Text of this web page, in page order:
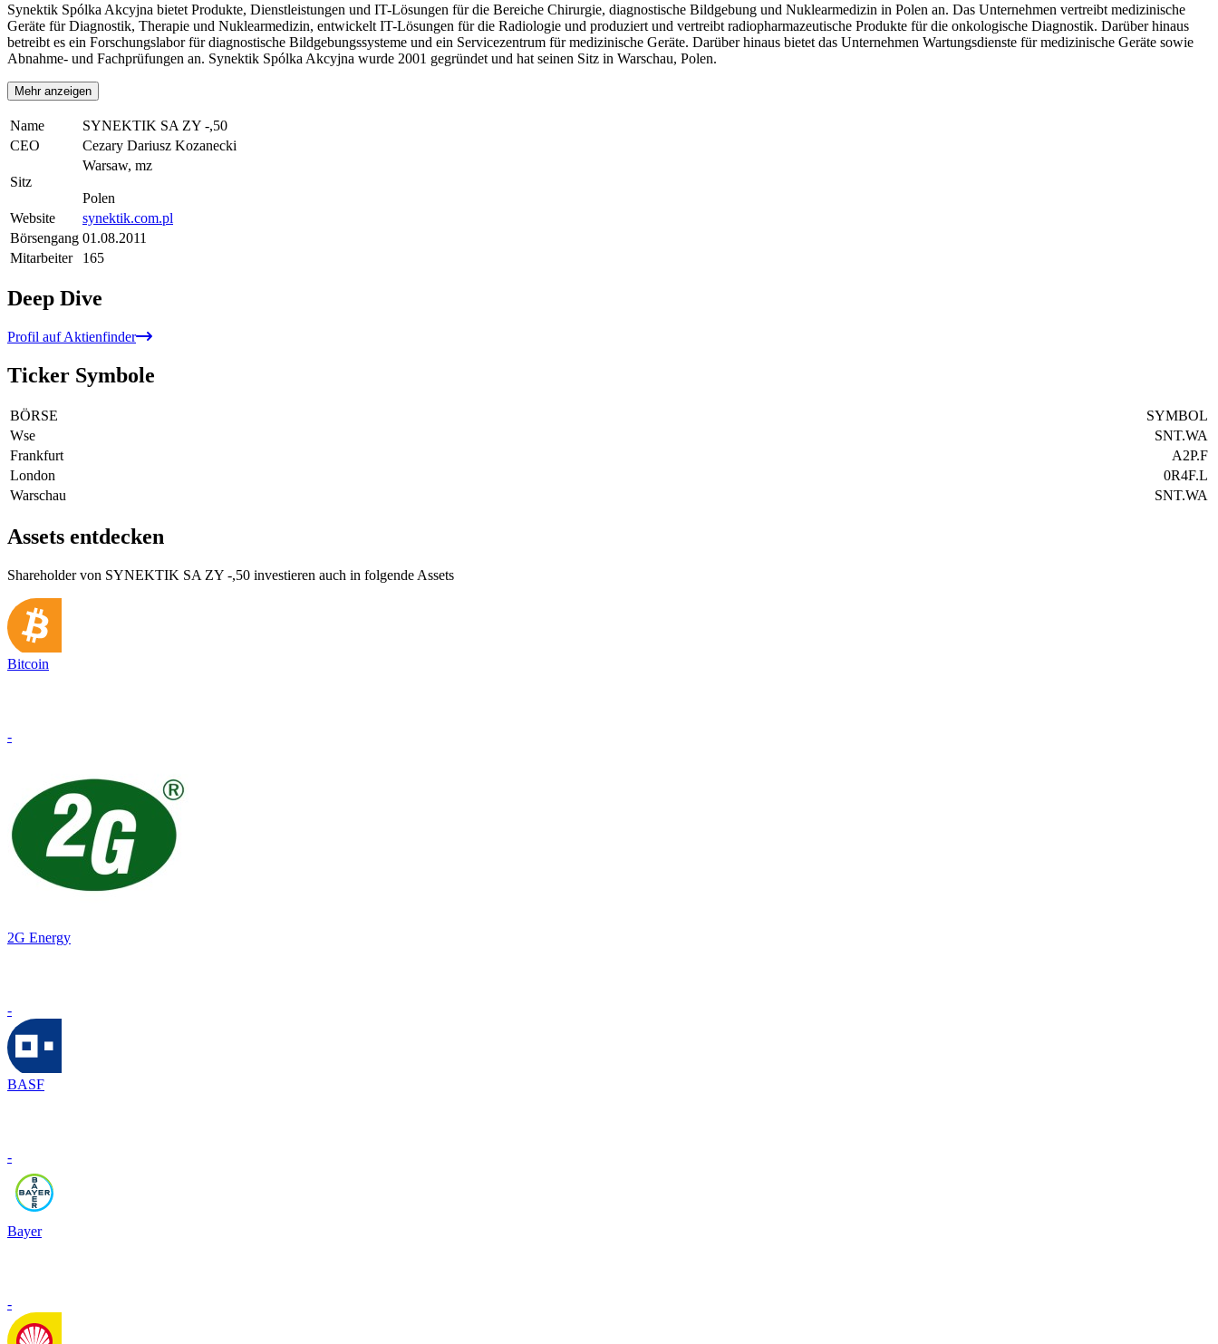
Synektik Spólka Akcyjna bietet Produkte, Dienstleistungen und IT-Lösungen für die Bereiche Chirurgie, diagnostische Bildgebung und Nuklearmedizin in Polen an. Das Unternehmen vertreibt medizinische
Geräte für Diagnostik, Therapie und Nuklearmedizin, entwickelt IT-Lösungen für die Radiologie und produziert und vertreibt radiopharmazeutische Produkte für die onkologische Diagnostik. Darüber hinaus
betreibt es ein Forschungslabor für diagnostische Bildgebungssysteme und ein Servicezentrum für medizinische Geräte. Darüber hinaus bietet das Unternehmen Wartungsdienste für medizinische Geräte sowie
Abnahme- und Fachprüfungen an. Synektik Spólka Akcyjna wurde 2001 gegründet und hat seinen Sitz in Warschau, Polen.
Mehr anzeigen
Name
SYNEKTIK SA ZY -,50
CEO
Cezary Dariusz Kozanecki
Sitz
Warsaw, mz
Polen
Website
synektik.com.pl
Börsengang 01.08.2011
Mitarbeiter
165
Deep Dive
Profil auf Aktienfinder
Ticker Symbole
BÖRSE
SYMBOL
Wse
SNT.WA
Frankfurt
A2P.F
London
0R4F.L
Warschau
SNT.WA
Assets entdecken
Shareholder von SYNEKTIK SA ZY -,50 investieren auch in folgende Assets
Bitcoin
-
2G Energy
-
BASF
-
Bayer
-